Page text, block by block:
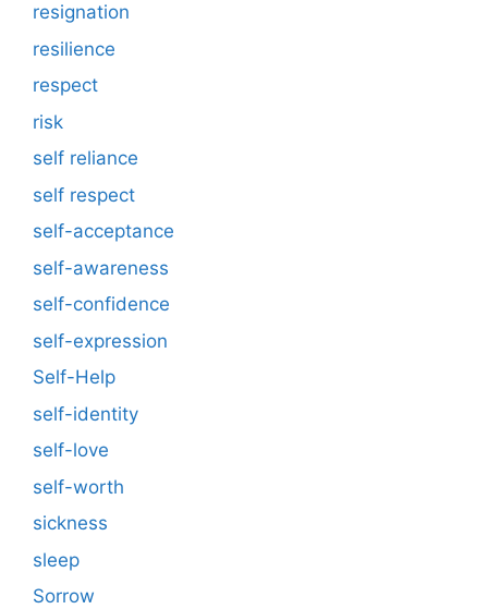
resignation
resilience
respect
risk
self reliance
self respect
self-acceptance
self-awareness
self-confidence
self-expression
Self-Help
self-identity
self-love
self-worth
sickness
sleep
Sorrow